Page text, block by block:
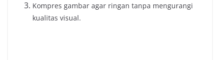
Kompres gambar agar ringan tanpa mengurangi
kualitas visual.